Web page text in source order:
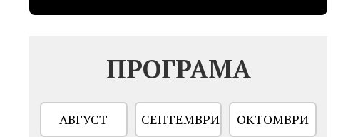
ПРОГРАМА
АВГУСТ СЕПТЕМВРИ ОКТОМВРИ